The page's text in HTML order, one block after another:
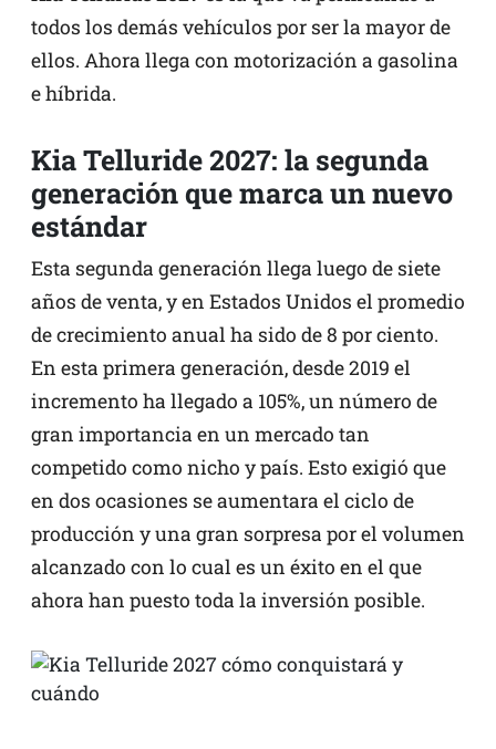
todos los demás vehículos por ser la mayor de
ellos. Ahora llega con motorización a gasolina
e híbrida.
Kia Telluride 2027: la segunda
generación que marca un nuevo
estándar
Esta segunda generación llega luego de siete
años de venta, y en Estados Unidos el promedio
de crecimiento anual ha sido de 8 por ciento.
En esta primera generación, desde 2019 el
incremento ha llegado a 105%, un número de
gran importancia en un mercado tan
competido como nicho y país. Esto exigió que
en dos ocasiones se aumentara el ciclo de
producción y una gran sorpresa por el volumen
alcanzado con lo cual es un éxito en el que
ahora han puesto toda la inversión posible.